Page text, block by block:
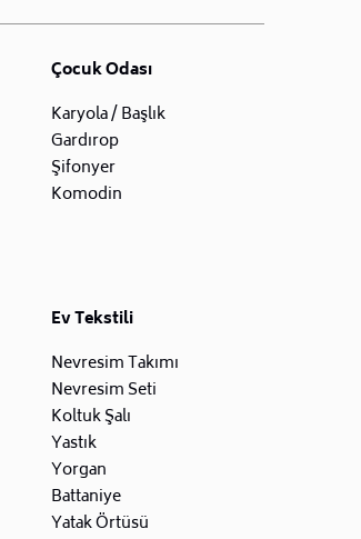
Çocuk Odası
Karyola / Başlık
Gardırop
Şifonyer
Komodin
Ev Tekstili
Nevresim Takımı
Nevresim Seti
Koltuk Şalı
Yastık
Yorgan
Battaniye
Yatak Örtüsü